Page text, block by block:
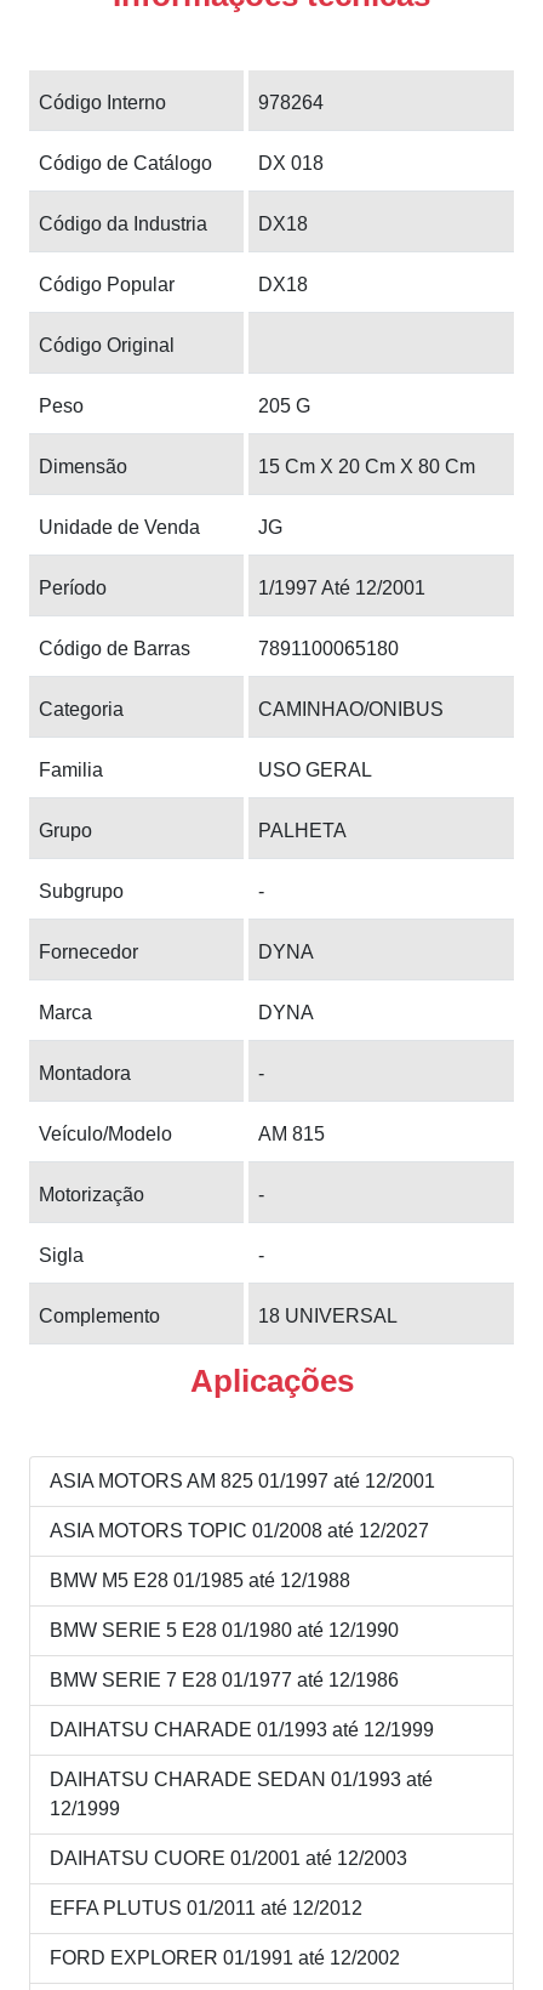
Código Interno 978264
Código de Catálogo DX 018
Código da Industria DX18
Código Popular DX18
Código Original
Peso 205 G
Dimensão 15 Cm X 20 Cm X 80 Cm
Unidade de Venda JG
Período 1/1997 Até 12/2001
Código de Barras 7891100065180
Categoria CAMINHAO/ONIBUS
Familia USO GERAL
Grupo PALHETA
Subgrupo -
Fornecedor DYNA
Marca DYNA
Montadora -
Veículo/Modelo AM 815
Motorização -
Sigla -
Complemento 18 UNIVERSAL
Aplicações
ASIA MOTORS AM 825 01/1997 até 12/2001
ASIA MOTORS TOPIC 01/2008 até 12/2027
BMW M5 E28 01/1985 até 12/1988
BMW SERIE 5 E28 01/1980 até 12/1990
BMW SERIE 7 E28 01/1977 até 12/1986
DAIHATSU CHARADE 01/1993 até 12/1999
DAIHATSU CHARADE SEDAN 01/1993 até
12/1999
DAIHATSU CUORE 01/2001 até 12/2003
EFFA PLUTUS 01/2011 até 12/2012
FORD EXPLORER 01/1991 até 12/2002